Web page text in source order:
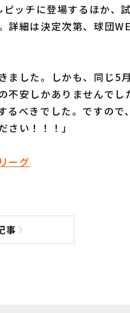
ッチに登場するほか、
細は決定次第、球団
ました。しかも、同じ5
不安しかありませんでし
るべきでした。ですので
い！！！」
ーグ
事
の記事へ